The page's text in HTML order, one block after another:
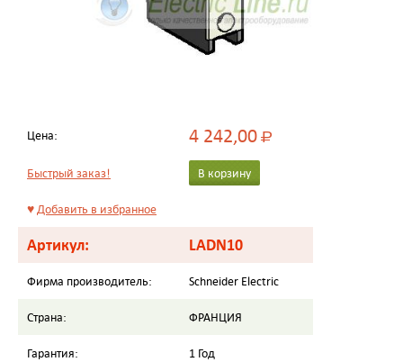
Цена: 4 242,00Р
Быстрый заказ! В корзину
♥Добавить в избранное
Артикул: LADN10
Фирма производитель: Schneider Electric
Страна: ФРАНЦИЯ
Гарантия: 1 Год